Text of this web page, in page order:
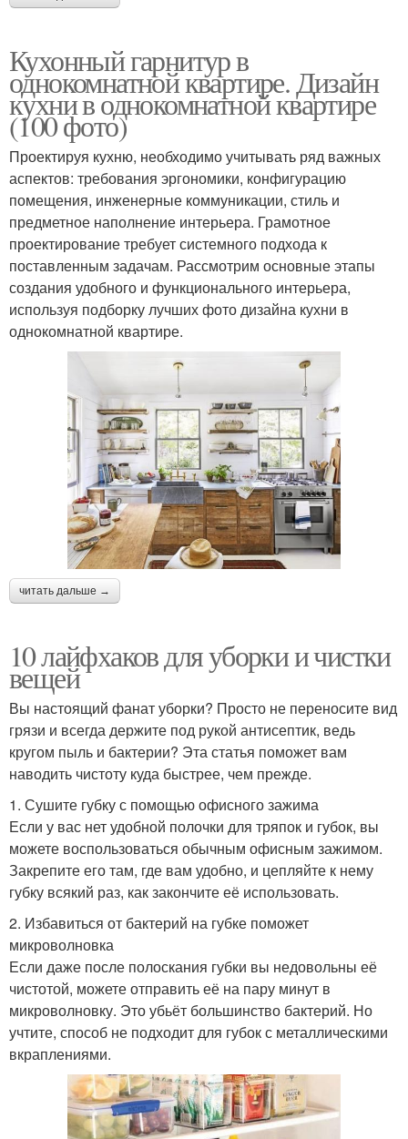
Кухонный гарнитур в
однокомнатной квартире. Дизайн
кухни в однокомнатной квартире
(100 фото)
Проектируя кухню, необходимо учитывать ряд важных
аспектов: требования эргономики, конфигурацию
помещения, инженерные коммуникации, стиль и
предметное наполнение интерьера. Грамотное
проектирование требует системного подхода к
поставленным задачам. Рассмотрим основные этапы
создания удобного и функционального интерьера,
используя подборку лучших фото дизайна кухни в
однокомнатной квартире.
читать дальше →
10 лайфхаков для уборки и чистки
вещей
Вы настоящий фанат уборки? Просто не переносите вид
грязи и всегда держите под рукой антисептик, ведь
кругом пыль и бактерии? Эта статья поможет вам
наводить чистоту куда быстрее, чем прежде.
1. Сушите губку с помощью офисного зажима
Если у вас нет удобной полочки для тряпок и губок, вы
можете воспользоваться обычным офисным зажимом.
Закрепите его там, где вам удобно, и цепляйте к нему
губку всякий раз, как закончите её использовать.
2. Избавиться от бактерий на губке поможет
микроволновка
Если даже после полоскания губки вы недовольны её
чистотой, можете отправить её на пару минут в
микроволновку. Это убьёт большинство бактерий. Но
учтите, способ не подходит для губок с металлическими
вкраплениями.